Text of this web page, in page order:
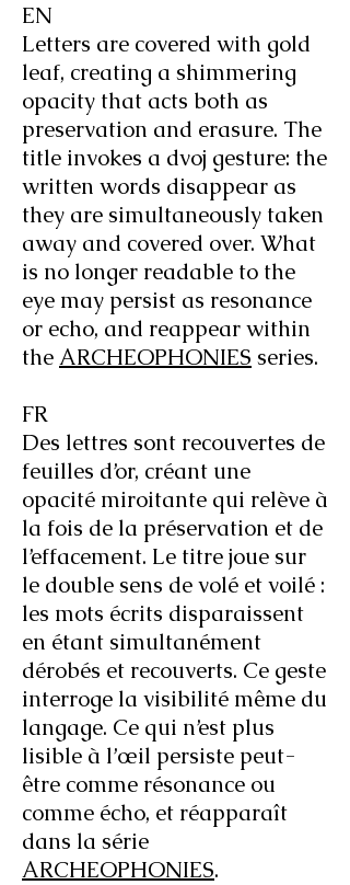
EN
Letters are covered with gold
leaf, creating a shimmering
opacity that acts both as
preservation and erasure. The
title invokes a dvoj gesture: the
written words disappear as
they are simultaneously taken
away and covered over. What
is no longer readable to the
eye may persist as resonance
or echo, and reappear within
theARCHEOPHONIES series.
FR
Des lettres sont recouvertes de
feuilles d’or, créant une
opacité miroitante qui relève à
la fois de la préservation et de
l’effacement. Le titre joue sur
le double sens de volé et voilé :
les mots écrits disparaissent
en étant simultanément
dérobés et recouverts. Ce geste
interroge la visibilité même du
langage. Ce qui n’est plus
lisible à l’œil persiste peut-
être comme résonance ou
comme écho, et réapparaît
dans la série
ARCHEOPHONIES.